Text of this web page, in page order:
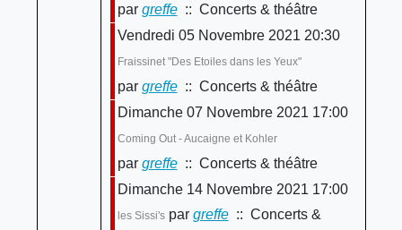
par greffe:: Concerts & théâtre
Vendredi 05 Novembre 2021 20:30
Fraissinet "Des Etoiles dans les Yeux"
par greffe:: Concerts & théâtre
Dimanche 07 Novembre 2021 17:00
Coming Out - Aucaigne et Kohler
par greffe:: Concerts & théâtre
Dimanche 14 Novembre 2021 17:00
les Sissi'spar greffe:: Concerts &